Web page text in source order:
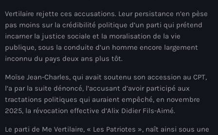
mai 2025
avril 2025
mars 2025
février 2025
janvier 2025
Vertilaire rejette ces accusations. Leur persistance n’en pèse
pas moins sur la crédibilité politique d’un parti qui prétend
incarner la justice sociale et la moralisation de la vie
publique, sous la conduite d’un homme encore largement
inconnu du pays deux ans plus tôt.
Moïse Jean-Charles, qui avait soutenu son accession au CPT,
l’a par la suite dénoncé, l’accusant d’avoir participé aux
tractations politiques qui auraient empêché, en novembre
2025, la révocation effective d’Alix Didier Fils-Aimé.
Le parti de Me Vertilaire, « Les Patriotes », naît ainsi sous une